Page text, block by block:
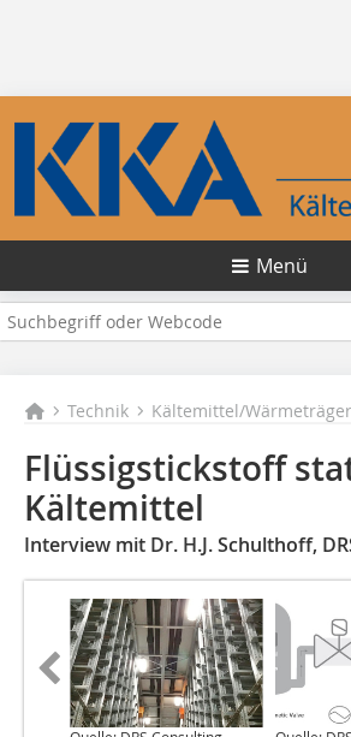
Menü
Technik Kältemittel/Wärmeträger
Flüssigstickstoff
Kältemittel
Interview mit Dr. H.J. Schulthoff,